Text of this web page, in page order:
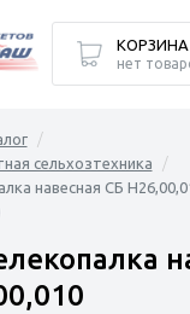
сельхозтехника
навесная СБ
КОРЗИНА
нет